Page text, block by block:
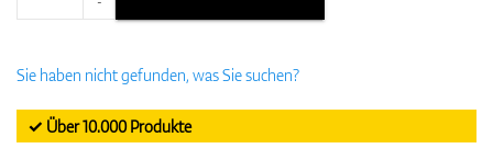
Sie haben nicht gefunden, was Sie suchen?
✓ Über 10.000 Produkte